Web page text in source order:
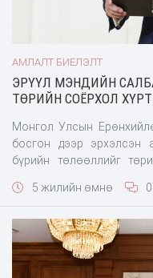
АМЛАЛТ БИЕЛЭЛТ
ЭРҮҮЛ МЭНДИЙН
ТӨРИЙН СОЁРХОЛ
Монгол Улсын
босгон дээр эрхэлсэн
бүрийн төлөөллийг
гардуулах юм байна.
5 жилийн өмнө